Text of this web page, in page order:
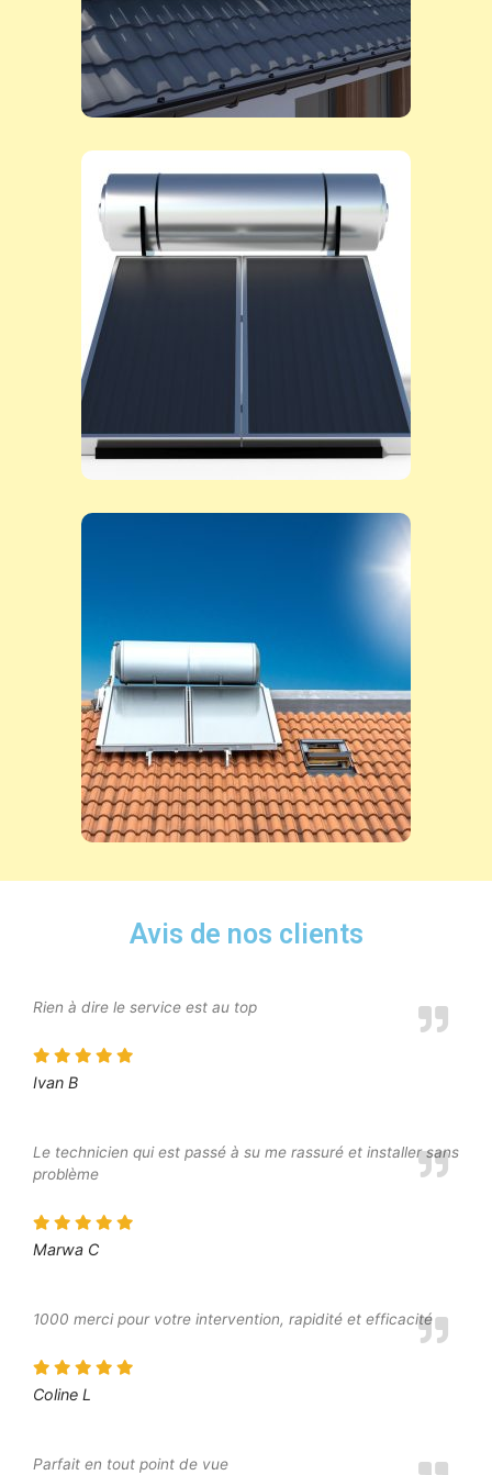
Avis de nos clients
Rien à dire le service est au top
Ivan B
Le technicien qui est passé à su me rassuré et installer sans
problème
Marwa C
1000 merci pour votre intervention, rapidité et efficacité
Coline L
Parfait en tout point de vue